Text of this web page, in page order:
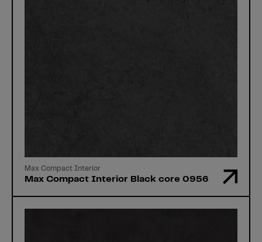
Max Compact Interior
Max Compact Interior Black core 0956